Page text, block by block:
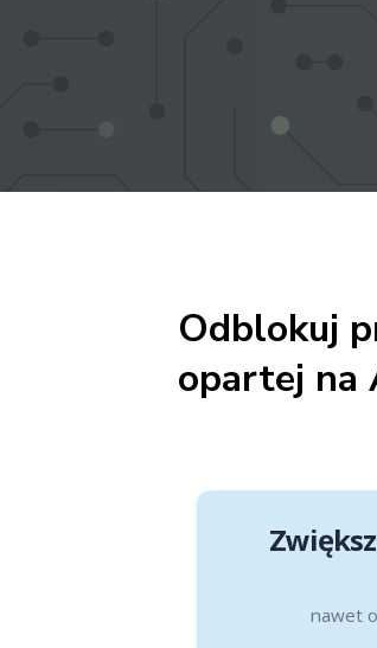
Odblokuj
opartej na
nawet o